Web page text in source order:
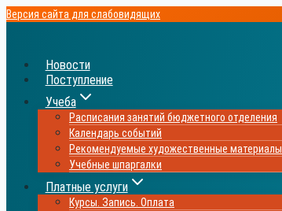
Перейти
Версия сайта для слабовидящих
Новости
Поступление
Учеба
Расписания занятий бюджетного отделения
Календарь событий
Рекомендуемые художественные материалы
Учебные шпаргалки
Платные услуги
Курсы. Запись. Оплата